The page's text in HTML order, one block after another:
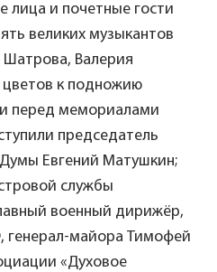
лица и почетные гости
великих музыкантов
Шатрова, Валерия
к подножию
перед мемориалами
председатель
Евгений Матушкин;
службы
военный дирижёр,
генерал-майора Тимофей
«Духовое